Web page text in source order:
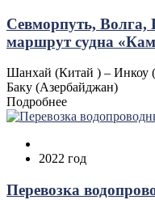
Севморпуть,
маршрут судна
Шанхай (Китай ) – Инкоу
Баку (Азербайджан)
Подробнее
2022 год
Перевозка